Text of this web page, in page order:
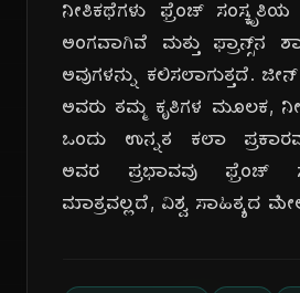
ನೀತಿಕಥೆಗಳು ಫ್ರೆಂಚ್
ಅಂಗವಾಗಿವೆ ಮತ್ತು ಫ್ರಾನ್ಸ್‌ನ
ಅವುಗಳನ್ನು ಕಲಿಸಲಾಗುತ್ತದೆ.
ಅವರು ತಮ್ಮ ಕೃತಿಗಳ ಮೂಲಕ,
ಒಂದು ಉನ್ನತ ಕಲಾ
ಅವರ ಪ್ರಭಾವವು ಫ್ರೆಂಚ್
ಮಾತ್ರವಲ್ಲದೆ, ವಿಶ್ವ ಸಾಹಿತ್ಯದ